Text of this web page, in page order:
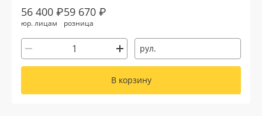
56 400 ₽
юр. лицам
59 670 ₽
розница
рул.
В корзину